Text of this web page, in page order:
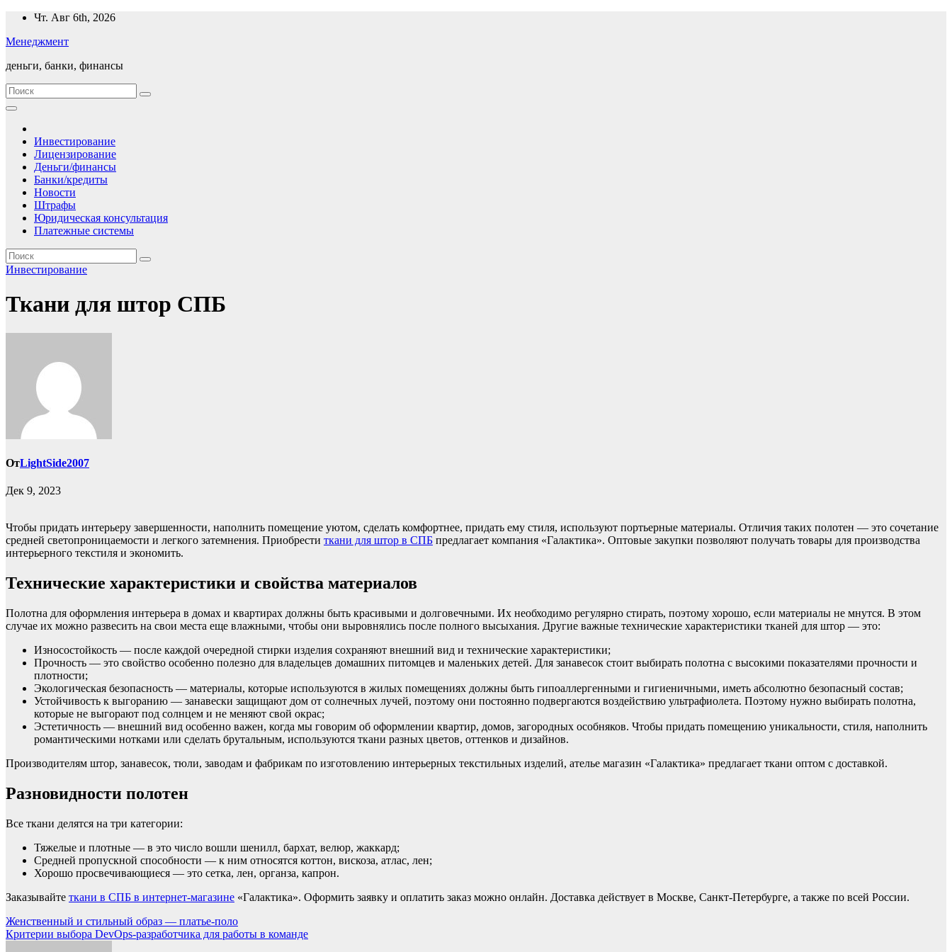
Перейти
содержимому
Чт. Авг 6th, 2026
Менеджмент
деньги, банки, финансы
Инвестирование
Лицензирование
Деньги/финансы
Банки/кредиты
Новости
Штрафы
Юридическая консультация
Платежные системы
Инвестирование
Ткани для штор СПБ
ОтLightSide2007
Дек 9, 2023
Чтобы придать интерьеру завершенности, наполнить помещение уютом, сделать комфортнее, придать ему стиля, используют портьерные материалы. Отличия таких полотен — это сочетание
средней светопроницаемости и легкого затемнения. Приобрести ткани для штор в СПБ предлагает компания «Галактика». Оптовые закупки позволяют получать товары для производства
интерьерного текстиля и экономить.
Технические характеристики и свойства материалов
Полотна для оформления интерьера в домах и квартирах должны быть красивыми и долговечными. Их необходимо регулярно стирать, поэтому хорошо, если материалы не мнутся. В этом
случае их можно развесить на свои места еще влажными, чтобы они выровнялись после полного высыхания. Другие важные технические характеристики тканей для штор — это:
Износостойкость — после каждой очередной стирки изделия сохраняют внешний вид и технические характеристики;
Прочность — это свойство особенно полезно для владельцев домашних питомцев и маленьких детей. Для занавесок стоит выбирать полотна с высокими показателями прочности и
плотности;
Экологическая безопасность — материалы, которые используются в жилых помещениях должны быть гипоаллергенными и гигиеничными, иметь абсолютно безопасный состав;
Устойчивость к выгоранию — занавески защищают дом от солнечных лучей, поэтому они постоянно подвергаются воздействию ультрафиолета. Поэтому нужно выбирать полотна,
которые не выгорают под солнцем и не меняют свой окрас;
Эстетичность — внешний вид особенно важен, когда мы говорим об оформлении квартир, домов, загородных особняков. Чтобы придать помещению уникальности, стиля, наполнить
романтическими нотками или сделать брутальным, используются ткани разных цветов, оттенков и дизайнов.
Производителям штор, занавесок, тюли, заводам и фабрикам по изготовлению интерьерных текстильных изделий, ателье магазин «Галактика» предлагает ткани оптом с доставкой.
Разновидности полотен
Все ткани делятся на три категории:
Тяжелые и плотные — в это число вошли шенилл, бархат, велюр, жаккард;
Средней пропускной способности — к ним относятся коттон, вискоза, атлас, лен;
Хорошо просвечивающиеся — это сетка, лен, органза, капрон.
Заказывайте ткани в СПБ в интернет-магазине «Галактика». Оформить заявку и оплатить заказ можно онлайн. Доставка действует в Москве, Санкт-Петербурге, а также по всей России.
Навигация
по
Женственный и стильный образ — платье-поло
Критерии выбора DevOps-разработчика для работы в команде